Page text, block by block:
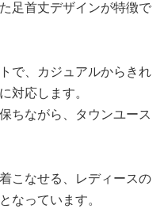
足首丈デザインが特徴で
で、カジュアルからきれ
対応します。
ちながら、タウンユース
こなせる、レディースの
なっています。